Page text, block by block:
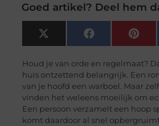
Goed artikel? Deel hem
X
(Twitter)
Facebook
Houd je van orde en regelmaat?
huis ontzettend belangrijk. Een
van je hoofd een warboel. Maar
vinden het weleens moeilijk om
Een persoon verzamelt een hoop
komt daardoor al snel